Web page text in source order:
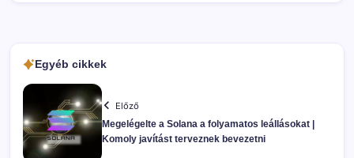
Egyéb cikkek
Előző
Megelégelte a Solana a folyamatos leállásokat |
Komoly javítást terveznek bevezetni